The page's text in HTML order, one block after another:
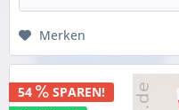
Merken
54
SPAREN!